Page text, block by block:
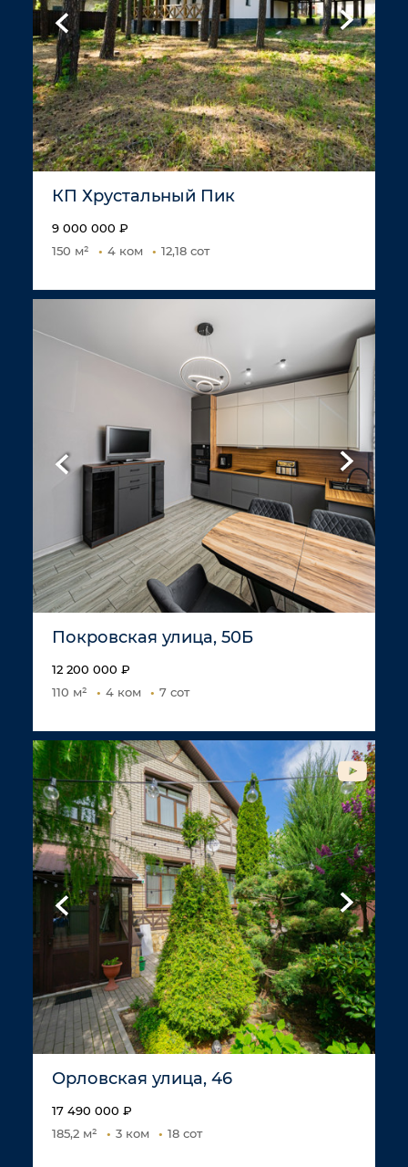
КП Хрустальный Пик
9 000 000 ₽
150 м²
4 ком 12,18 сот
Покровская улица, 50Б
12 200 000 ₽
110 м²
4 ком 7 сот
Орловская улица, 46
17 490 000 ₽
185,2 м²
3 ком 18 сот